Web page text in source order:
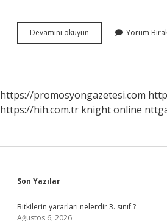
Devamını okuyun
Testi
Yorum
https://promosyongazetesi.com
https://hih.com.tr knight online
Sidebar
Son Yazılar
Bitkilerin yararları nelerdir 3. sınıf ?
Ağustos 6, 2026